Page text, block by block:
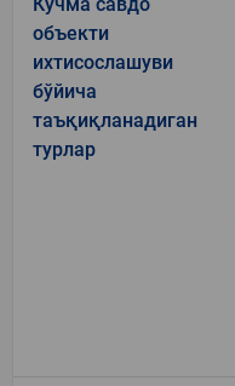
объекти
ихтисослашуви
бўйича
таъқиқланадиган
турлар